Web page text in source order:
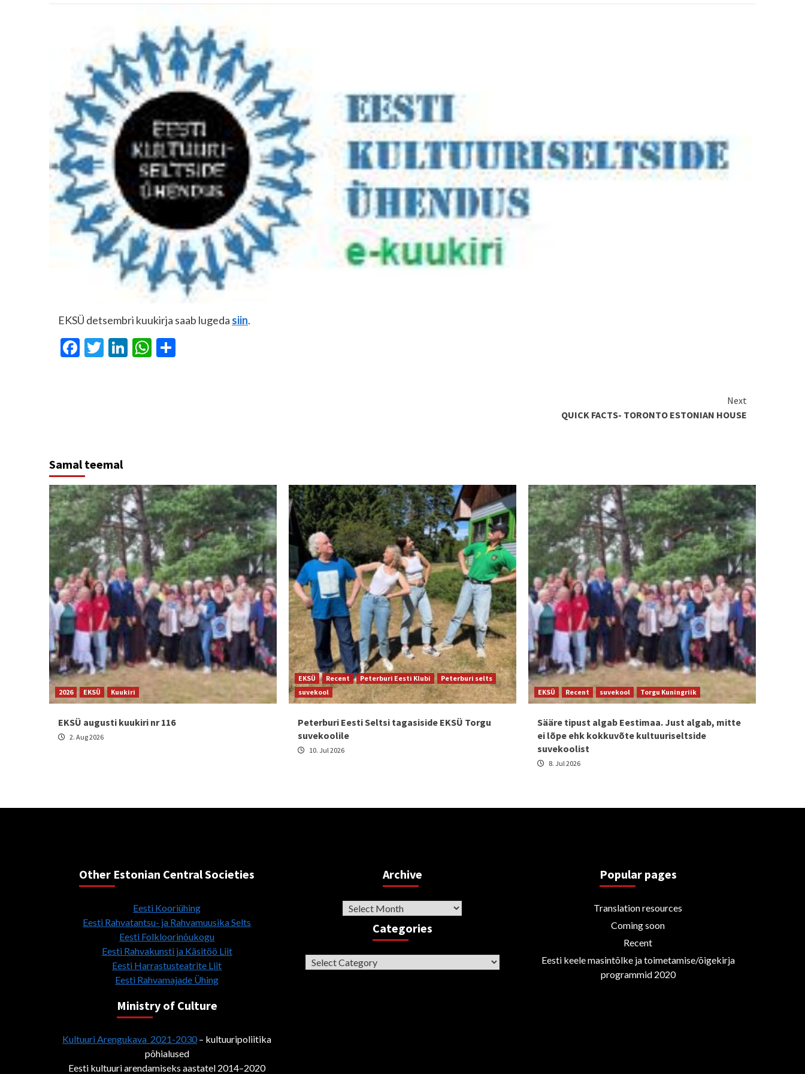
EKSÜ detsembri kuukirja saab lugeda siin.
Facebook
Twitter
LinkedIn
WhatsApp
Next
QUICK FACTS- TORONTO ESTONIAN HOUSE
Samal teemal
2026 EKSÜ Kuukiri
EKSÜ augusti kuukiri nr 116
2. Aug 2026
EKSÜ Recent Peterburi Eesti Klubi
Peterburi selts
suvekool
Peterburi Eesti Seltsi tagasiside EKSÜ Torgu
suvekoolile
10. Jul 2026
EKSÜ Recent suvekool Torgu Kuningriik
Sääre tipust algab Eestimaa. Just algab, mitte
ei lõpe ehk kokkuvõte kultuuriseltside
suvekoolist
8. Jul 2026
Other Estonian Central Societies
Eesti Kooriühing
Eesti Rahvatantsu- ja Rahvamuusika Selts
Eesti Folkloorinõukogu
Eesti Rahvakunsti ja Käsitöö Liit
Eesti Harrastusteatrite Liit
Eesti Rahvamajade Ühing
Ministry of Culture
Kultuuri Arengukava 2021-2030– kultuuripoliitika
põhialused
Eesti kultuuri arendamiseks aastatel 2014–2020
Archive
Archive
Categories
Categories
Popular pages
Translation resources
Coming soon
Recent
Eesti keele masintõlke ja toimetamise/õigekirja
programmid 2020